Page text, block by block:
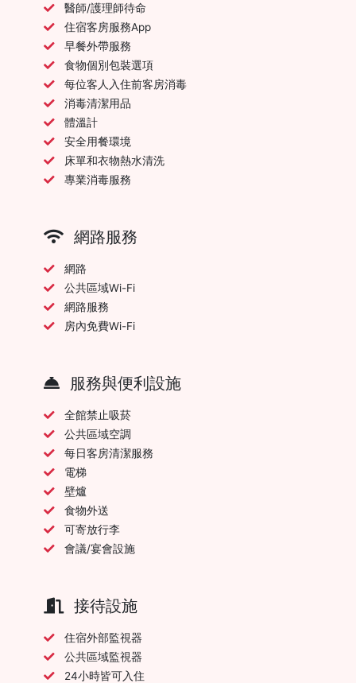
醫師/護理師待命
住宿客房服務App
早餐外帶服務
食物個別包裝選項
每位客人入住前客房消毒
消毒清潔用品
體溫計
安全用餐環境
床單和衣物熱水清洗
專業消毒服務
網路服務
網路
公共區域Wi-Fi
網路服務
房內免費Wi-Fi
服務與便利設施
全館禁止吸菸
公共區域空調
每日客房清潔服務
電梯
壁爐
食物外送
可寄放行李
會議/宴會設施
接待設施
住宿外部監視器
公共區域監視器
24小時皆可入住